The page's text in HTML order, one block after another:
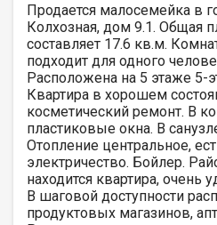
Продается малосемейка в
Колхозная, дом 9.1. Общая
составляет 17.6 кв.м.
подходит для одного
Расположена на 5 этаже 5-
Квартира в хорошем
косметический ремонт. В
пластиковые окна. В
Отопление центральное,
электричество. Бойлер.
находится квартира, очень
В шаговой доступности
продуктовых магазинов,